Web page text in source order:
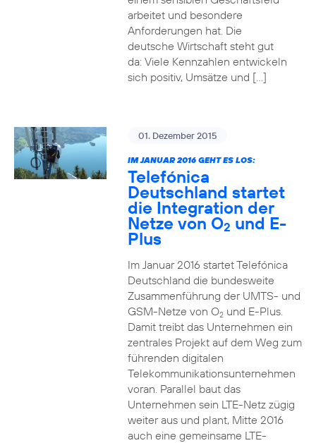
arbeitet und besondere
Anforderungen hat. Die
deutsche Wirtschaft steht gut
da: Viele Kennzahlen entwickeln
sich positiv, Umsätze und […]
01. Dezember 2015
IM JANUAR 2016 GEHT ES LOS:
Telefónica
Deutschland startet
die Integration der
Netze von O2 und E-
Plus
Im Januar 2016 startet Telefónica
Deutschland die bundesweite
Zusammenführung der UMTS- und
GSM-Netze von O2und E-Plus.
Damit treibt das Unternehmen ein
zentrales Projekt auf dem Weg zum
führenden digitalen
Telekommunikationsunternehmen
voran. Parallel baut das
Unternehmen sein LTE-Netz zügig
weiter aus und plant, Mitte 2016
auch eine gemeinsame LTE-